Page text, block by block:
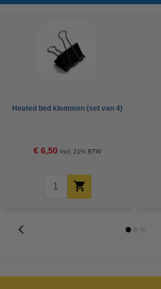
Heated bed klemmen (set van 4)
€ 6,50 Incl. 21% BTW